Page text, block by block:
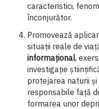
caracteristici,
înconjurător.
Promovează
situaţii reale de
informaţional,
investigaţie
protejarea naturii
responsabile față
formarea unor